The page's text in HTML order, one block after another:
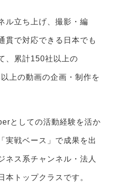
ル立ち上げ、撮影・編
貫で対応できる日本でも
、累計150社以上の
上の動画の企画・制作を
としての活動経験を活か
実戦ベース」で成果を出
ネス系チャンネル・法人
本トップクラスです。